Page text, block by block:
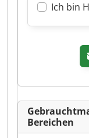
Ich bin
Bereichen